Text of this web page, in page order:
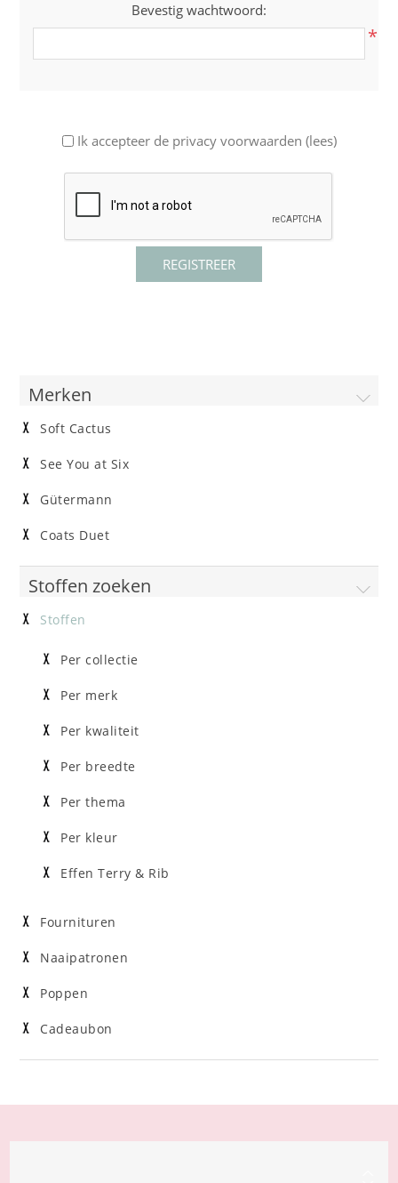
Bevestig wachtwoord:
*
Ik accepteer de privacy voorwaarden (lees)
Merken
Soft Cactus
See You at Six
Gütermann
Coats Duet
Stoffen zoeken
Stoffen
Per collectie
Per merk
Per kwaliteit
Per breedte
Per thema
Per kleur
Effen Terry & Rib
Fournituren
Naaipatronen
Poppen
Cadeaubon